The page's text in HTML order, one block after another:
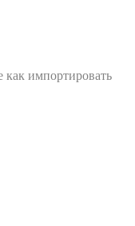
импортировать